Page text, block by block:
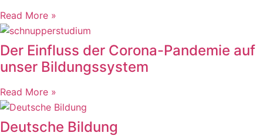
Read More »
Der Einfluss der Corona-Pandemie auf
unser Bildungssystem
Read More »
Deutsche Bildung